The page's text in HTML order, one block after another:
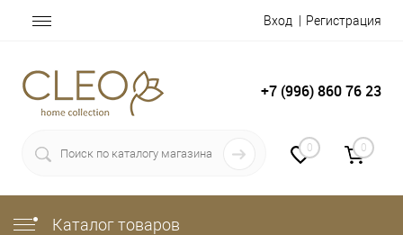
Вход Регистрация
+7 (996) 860 76 23
0 0
Каталог товаров